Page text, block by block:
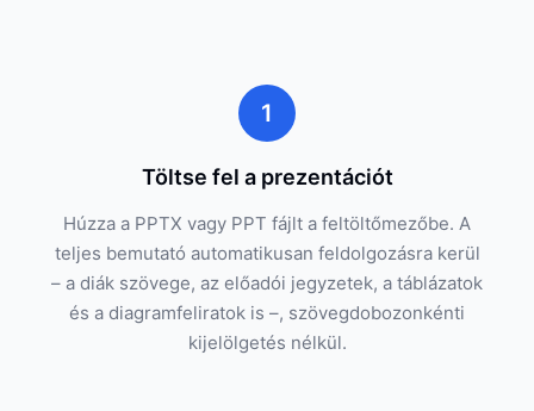
1
Töltse fel a prezentációt
Húzza a PPTX vagy PPT fájlt a feltöltőmezőbe. A
teljes bemutató automatikusan feldolgozásra kerül
– a diák szövege, az előadói jegyzetek, a táblázatok
és a diagramfeliratok is –, szövegdobozonkénti
kijelölgetés nélkül.